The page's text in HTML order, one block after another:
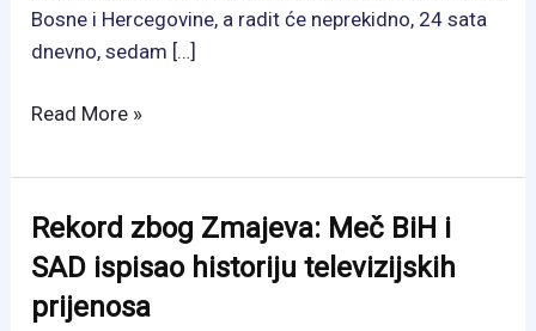
Bosne i Hercegovine, a radit će neprekidno, 24 sata
dnevno, sedam […]
Velika
u
od
danas:
Novac
Read More »
Rekord zbog Zmajeva: Meč BiH i
SAD ispisao historiju televizijskih
prijenosa